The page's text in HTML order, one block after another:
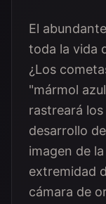
El
toda la vida
¿Los
"mármol
rastreará
desarrollo
imagen de
extremidad
cámara de